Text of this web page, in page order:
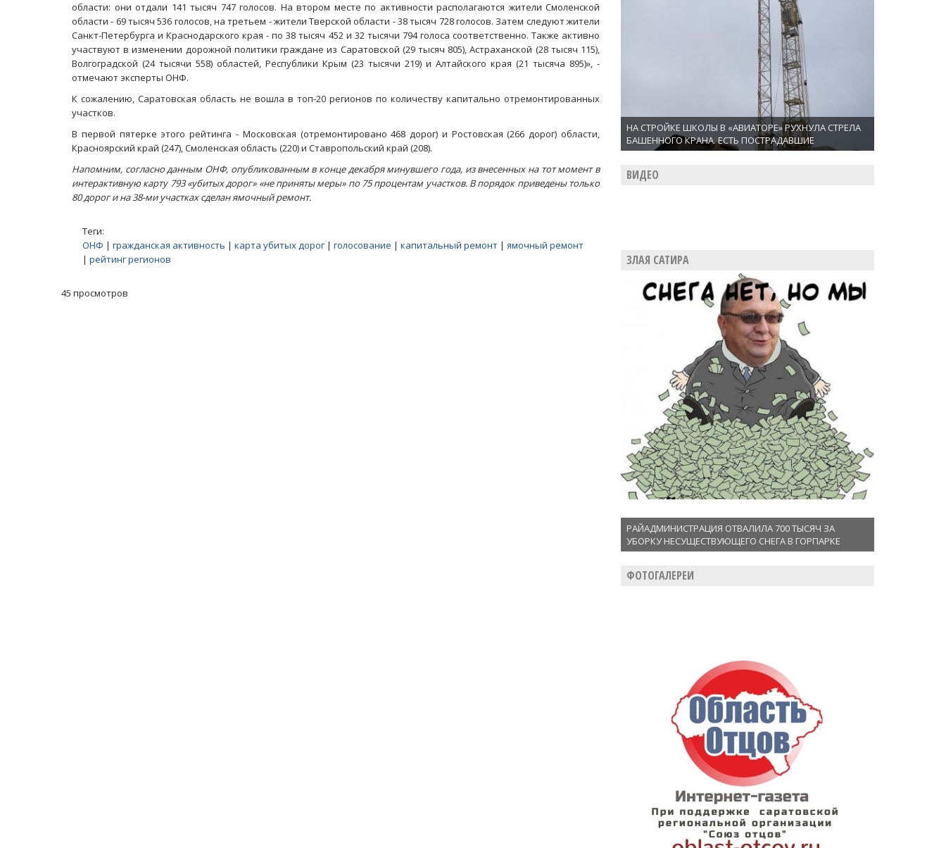
области: они отдали 141 тысяч 747 голосов. На втором месте по активности располагаются жители Смоленской
области - 69 тысяч 536 голосов, на третьем - жители Тверской области - 38 тысяч 728 голосов. Затем следуют жители
Санкт-Петербурга и Краснодарского края - по 38 тысяч 452 и 32 тысячи 794 голоса соответственно. Также активно
участвуют в изменении дорожной политики граждане из Саратовской (29 тысяч 805), Астраханской (28 тысяч 115),
Волгоградской (24 тысячи 558) областей, Республики Крым (23 тысячи 219) и Алтайского края (21 тысяча 895)», -
отмечают эксперты ОНФ.
К сожалению, Саратовская область не вошла в топ-20 регионов по количеству капитально отремонтированных
участков.
В первой пятерке этого рейтинга - Московская (отремонтировано 468 дорог) и Ростовская (266 дорог) области,
Красноярский край (247), Смоленская область (220) и Ставропольский край (208).
Напомним, согласно данным ОНФ, опубликованным в конце декабря минувшего года, из внесенных на тот момент в
интерактивную карту 793 «убитых дорог» «не приняты меры» по 75 процентам участков. В порядок приведены только
80 дорог и на 38-ми участках сделан ямочный ремонт.
Теги:
ОНФ | гражданская активность | карта убитых дорог | голосование | капитальный ремонт | ямочный ремонт
| рейтинг регионов
45 просмотров
НА СТРОЙКЕ ШКОЛЫ В «АВИАТОРЕ» РУХНУЛА СТРЕЛА
БАШЕННОГО КРАНА. ЕСТЬ ПОСТРАДАВШИЕ
ВИДЕО
ЗЛАЯ САТИРА
РАЙАДМИНИСТРАЦИЯ ОТВАЛИЛА 700 ТЫСЯЧ ЗА
УБОРКУ НЕСУЩЕСТВУЮЩЕГО СНЕГА В ГОРПАРКЕ
ФОТОГАЛЕРЕИ